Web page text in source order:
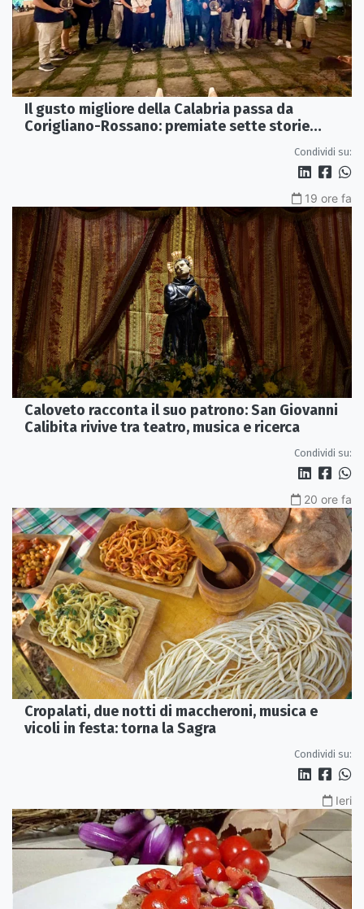
Il gusto migliore della Calabria passa da
Corigliano-Rossano: premiate sette storie
Condividi su:
19 ore fa
Caloveto racconta il suo patrono: San Giovanni
Calibita rivive tra teatro, musica e ricerca
Condividi su:
20 ore fa
Cropalati, due notti di maccheroni, musica e
vicoli in festa: torna la Sagra
Condividi su:
Ieri